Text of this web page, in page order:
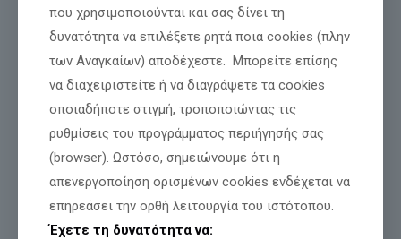
Μοιράσου
Σχετικές αναρτήσεις
που χρησιμοποιούνται και σας δίνει τη
δυνατότητα να επιλέξετε ρητά ποια cookies (πλην
των Αναγκαίων) αποδέχεστε. Μπορείτε επίσης
να διαχειριστείτε ή να διαγράψετε τα cookies
οποιαδήποτε στιγμή, τροποποιώντας τις
ρυθμίσεις του προγράμματος περιήγησής σας
(browser). Ωστόσο, σημειώνουμε ότι η
απενεργοποίηση ορισμένων cookies ενδέχεται να
επηρεάσει την ορθή λειτουργία του ιστότοπου.
Έχετε τη δυνατότητα να: